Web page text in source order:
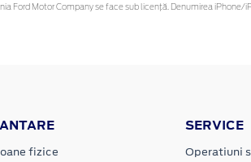
Ford Motor Company se face sub licență. Denumirea
fizice
SERVICE
Operatiuni